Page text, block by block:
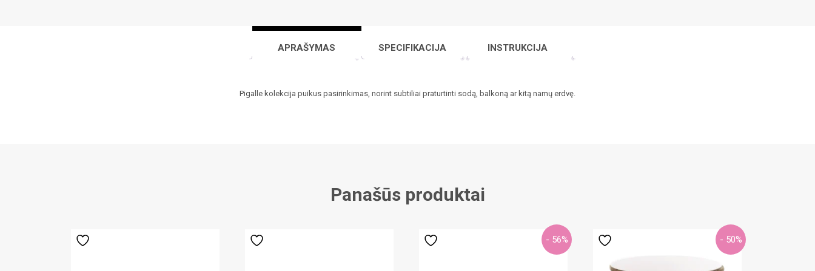
APRAŠYMAS SPECIFIKACIJA INSTRUKCIJA
Pigalle kolekcija puikus pasirinkimas, norint subtiliai praturtinti sodą, balkoną ar kitą namų erdvę.
Panašūs produktai
- 56% - 50%